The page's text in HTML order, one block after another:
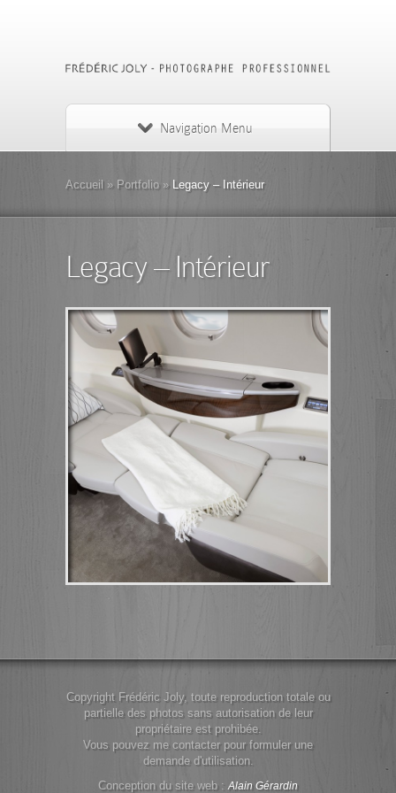
Navigation Menu
Accueil » Portfolio »Legacy – Intérieur
Legacy – Intérieur
Copyright Frédéric Joly, toute reproduction totale ou
partielle des photos sans autorisation de leur
propriétaire est prohibée.
Vous pouvez me contacter pour formuler une
demande d'utilisation.
Conception du site web : Alain Gérardin